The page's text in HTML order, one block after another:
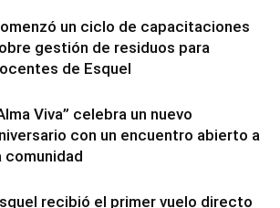
un ciclo de capacitaciones
gestión de residuos para
de Esquel
Viva” celebra un nuevo
con un encuentro abierto a
comunidad
recibió el primer vuelo directo